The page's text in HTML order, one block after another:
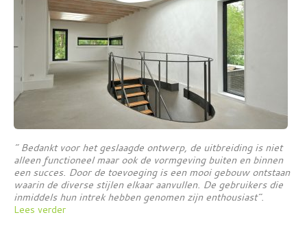
” Bedankt voor het geslaagde ontwerp, de uitbreiding is niet
alleen functioneel maar ook de vormgeving buiten en binnen
een succes. Door de toevoeging is een mooi gebouw ontstaan
waarin de diverse stijlen elkaar aanvullen. De gebruikers die
inmiddels hun intrek hebben genomen zijn enthousiast”.
Lees verder